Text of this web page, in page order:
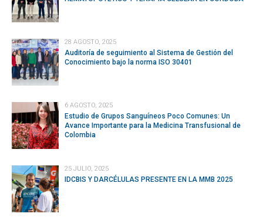
28 AGOSTO, 2025
Auditoría de seguimiento al Sistema de Gestión del
Conocimiento bajo la norma ISO 30401
6 AGOSTO, 2025
Estudio de Grupos Sanguíneos Poco Comunes: Un
Avance Importante para la Medicina Transfusional de
Colombia
25 JULIO, 2025
IDCBIS Y DARCÉLULAS PRESENTE EN LA MMB 2025